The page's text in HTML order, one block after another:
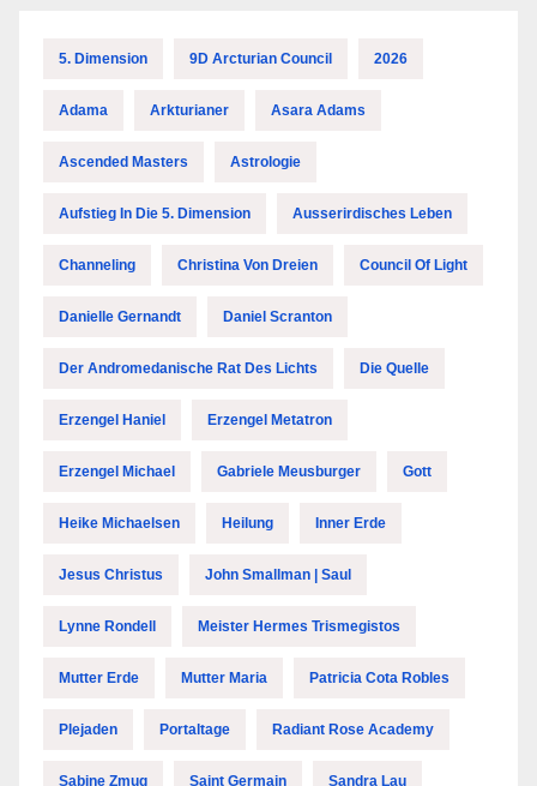
5. Dimension 9D Arcturian Council 2026
Adama Arkturianer Asara Adams
Ascended Masters Astrologie
Aufstieg In Die 5. Dimension Ausserirdisches Leben
Channeling Christina Von Dreien Council Of Light
Danielle Gernandt Daniel Scranton
Der Andromedanische Rat Des Lichts Die Quelle
Erzengel Haniel Erzengel Metatron
Erzengel Michael Gabriele Meusburger Gott
Heike Michaelsen Heilung Inner Erde
Jesus Christus John Smallman | Saul
Lynne Rondell Meister Hermes Trismegistos
Mutter Erde Mutter Maria Patricia Cota Robles
Plejaden Portaltage Radiant Rose Academy
Sabine Zmug Saint Germain Sandra Lau